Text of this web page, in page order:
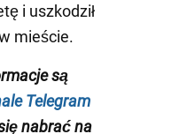
i uszkodził
mieście.
są
Telegram
nabrać na